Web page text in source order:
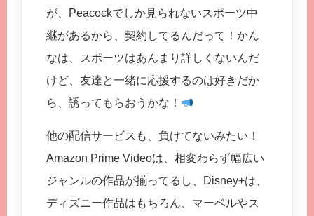
が、Peacockでしか見られないスポーツ中
継があるから、契約してるんだって！かん
なは、スポーツはあんまり詳しくないんだ
けど、友達と一緒に応援するのは好きだか
ら、誘ってもらおうかな！
他の配信サービスも、負けてないみたい！
Amazon Prime Videoは、相変わらず幅広い
ジャンルの作品が揃ってるし、Disney+は、
ディズニー作品はもちろん、マーベルやス